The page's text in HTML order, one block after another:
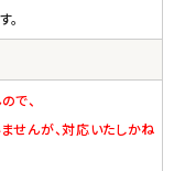
で、
せんが、対応いたしかね